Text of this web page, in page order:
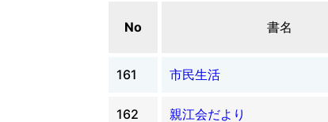
No 書名
161 市民生活
162 親江会だより